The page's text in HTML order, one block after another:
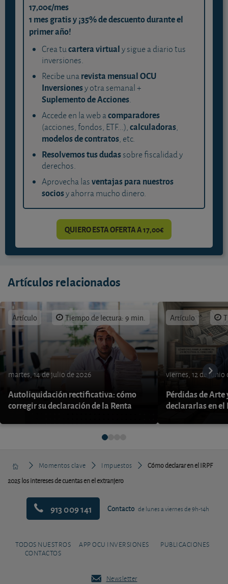
17,00€/mes
1 mes gratis y ¡35% de descuento durante el
primer año!
Crea tucartera virtualy sigue a diario tus
inversiones.
Recibe unarevista mensual OCU
Inversionesy otra semanal +
Suplemento de Acciones.
Accede en la web acomparadores
(acciones, fondos, ETF...),calculadoras,
modelos de contratos, etc.
Resolvemos tus dudassobre fiscalidad y
derechos.
Aprovecha lasventajas para nuestros
sociosy ahorra mucho dinero.
QUIERO ESTA OFERTA A 17,00€
Artículos relacionados
Artículo Tiempo de lectura: 9 min.
martes, 14 de julio de 2026
Autoliquidación rectificativa: cómo
corregir su declaración de la Renta
Artículo
viernes, 12 de junio
Pérdidas de
declararlas en el
Momentos clave Impuestos
Cómo declarar en el IRPF
2025 los intereses de cuentas en el extranjero
913 009 141 Contacto de lunes a viernes de 9h-14h
TODOS NUESTROS
CONTACTOS
APP OCU INVERSIONES PUBLICACIONES
Newsletter